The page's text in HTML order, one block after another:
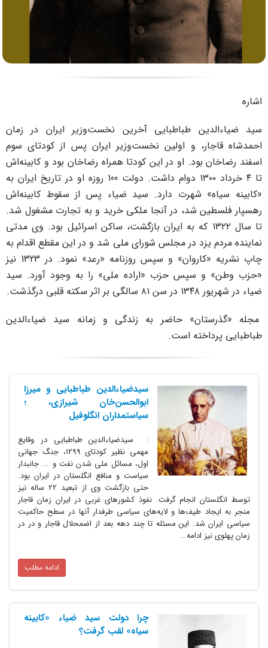
ضیاءالدین طباطبایی آخرین نخست‌وزیر ایران در زمان
قاجار، و اولین نخست‌وزیر ایران پس از کودتای سوم
رضاخان بود. او در این کودتا همراه رضاخان بود و کابینه‌اش
تا ۴ خرداد ۱۳۰۰ دوام داشت. دولت 100 روزه او در تاریخ ایران به
سیاه» شهرت دارد. سید ضیاء پس از سقوط کابینه‌اش
فلسطین شد، در آنجا ملکی خرید و به تجارت مشغول شد.
تا سال ۱۳۲۲ که به ایران بازگشت، ساکن اسرائیل بود. وی مدتی
مردم یزد در مجلس شورای ملی شد و در این مقطع اقدام به
چاپ نشریه «کاروان» و سپس روزنامه «رعد» نمود. در 1323 نیز
وطن» و سپس حزب «اراده ملی» را به وجود آورد. سید
شهریور ۱۳۴۸ در سن ۸۱ سالگی بر اثر سکته قلبی درگذشت.
«گذرستان» حاضر به زندگی و زمانه سید ضیاءالدین
پرداخته است.
سیدضیاءالدین طباطبایی و میرزا
ابوالحسن‌خان شیرازی، ؛
سیاستمداران انگلوفیل
: سیدضیاءالدین طباطبایی در وقایع
مهمی نظیر کودتای 1299، جنگ جهانی
اول، مسائل ملی شدن نفت و ... جانبدار
سیاست و منافع انگلستان در ایران بود.
حتی بازگشت وی از تبعید 22 ساله نیز
توسط انگلستان انجام گرفت. نفوذ کشورهای غربی در ایران زمان قاجار
منجر به ایجاد طیف‌ها و لایه‌های سیاسی طرفدار آنها در سطح حاکمیت
سیاسی ایران شد. این مسئله تا چند دهه بعد از اضمحلال قاجار و در در
زمان پهلوی نیز ادامه...
ادامه مطلب
چرا دولت سید ضیاء «کابینه
سیاه» لقب گرفت؟